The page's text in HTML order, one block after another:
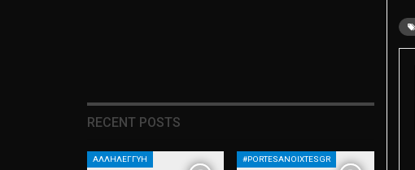
RECENT POSTS
ΑΛΛΗΛΕΓΓΎΗ #PORTESANOIXTESGR